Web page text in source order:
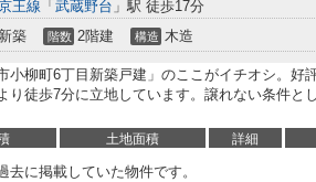
王線 「 武蔵野台 」駅 徒歩17分
新築 階数 2階建 構造 木造
小柳町6丁目新築戸建」のここがイチオシ。好
り徒歩7分に立地しています。譲れない条件と
土地面積 詳細
去に掲載していた物件です。